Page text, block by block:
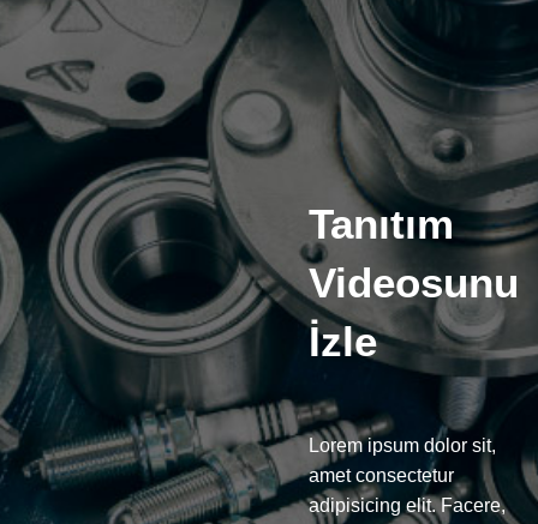
Tanıtım
Videosunu
İzle
Lorem ipsum dolor sit,
amet consectetur
adipisicing elit. Facere,